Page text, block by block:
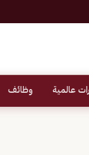
عالمية وظائف